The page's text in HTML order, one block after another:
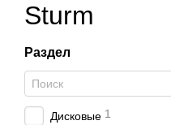
Sturm
Раздел
Дисковые 1